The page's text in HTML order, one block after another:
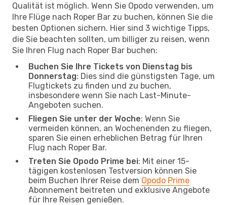
Qualität ist möglich. Wenn Sie Opodo verwenden, um
Ihre Flüge nach Roper Bar zu buchen, können Sie die
besten Optionen sichern. Hier sind 3 wichtige Tipps,
die Sie beachten sollten, um billiger zu reisen, wenn
Sie Ihren Flug nach Roper Bar buchen:
Buchen Sie Ihre Tickets von Dienstag bis
Donnerstag: Dies sind die günstigsten Tage, um
Flugtickets zu finden und zu buchen,
insbesondere wenn Sie nach Last-Minute-
Angeboten suchen.
Fliegen Sie unter der Woche: Wenn Sie
vermeiden können, an Wochenenden zu fliegen,
sparen Sie einen erheblichen Betrag für Ihren
Flug nach Roper Bar.
Treten Sie Opodo Prime bei: Mit einer 15-
tägigen kostenlosen Testversion können Sie
beim Buchen Ihrer Reise dem Opodo Prime
Abonnement beitreten und exklusive Angebote
für Ihre Reisen genießen.